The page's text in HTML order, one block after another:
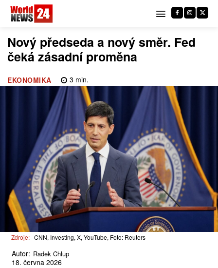
Nový předseda a nový směr. Fed
čeká zásadní proměna
EKONOMIKA 3 min.
Zdroje: CNN, Investing, X, YouTube, Foto: Reuters
Autor: Radek Chlup
18. června 2026